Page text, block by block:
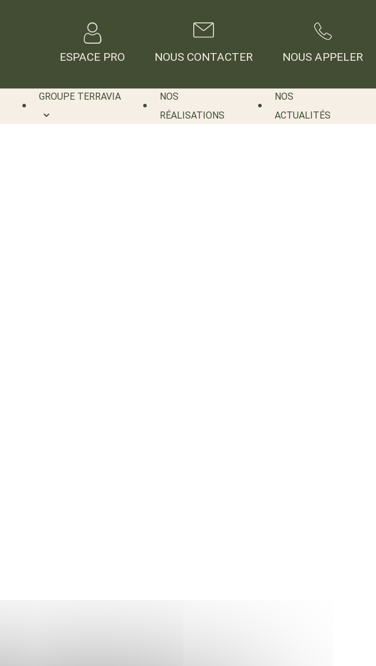
ESPACE PRO NOUS CONTACTER NOUS APPELER
GROUPE TERRAVIA
NOS
RÉALISATIONS
NOS
ACTUALITÉS